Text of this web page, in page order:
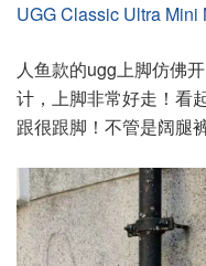
UGG Classic Ultra Mini
人鱼款的ugg上脚仿佛
计，上脚非常好走！看
跟很跟脚！不管是阔腿